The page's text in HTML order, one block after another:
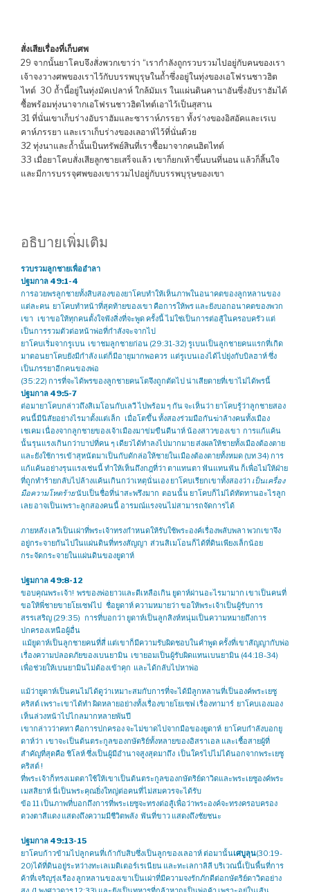
สั่งเสียเรื่องที่เก็บศพ
29 จากนั้นยาโคบจึงสั่งพวกเขาว่า “เรากำลังถูกรวบรวมไปอยู่กับคนของเรา
เจ้าจงวางศพของเราไว้กับบรรพบุรุษในถ้ำซึ่งอยู่ในทุ่งของเอโฟรนชาวฮิต
ไทต์ 30 ถ้ำนี้อยู่ในทุ่งมัคเปลาห์ ใกล้มัมเร ในแผ่นดินคานาอันซึ่งอับราฮัมได้
ซื้อพร้อมทุ่งนาจากเอโฟรนชาวฮิตไทต์เอาไว้เป็นสุสาน
31 ที่นั่นเขาเก็บร่างอับราฮัมและซาราห์ภรรยา ทั้งร่างของอิสอัคและเรเบ
คาห์ภรรยา และเราเก็บร่างของเลอาห์ไว้ที่นั่นด้วย
32 ทุ่งนาและถ้ำนั้นเป็นทรัพย์สินที่เราซื้อมาจากคนฮิตไทต์
33 เมื่อยาโคบสั่งเสียลูกชายเสร็จแล้ว เขาก็ยกเท้าขึ้นบนที่นอน แล้วก็สิ้นใจ
และมีการบรรจุศพของเขารวมไปอยู่กับบรรพบุรุษของเขา
อธิบายเพิ่มเติม
รวบรวมลูกชายเพื่ออำลา
ปฐมกาล 49:1-4
การอวยพรลูกชายทั้งสิบสองของยาโคบทำให้เห็นภาพในอนาคตของลูกหลานของ
แต่ละคน ยาโคบทำหน้าที่สุดท้ายของเขา คือการให้พร และยังบอกอนาคตของพวก
เขา เขาขอให้ทุกคนตั้งใจฟังสิ่งที่จะพูด ครั้งนี้ ไม่ใช่เป็นการต่อสู้ในครอบครัว แต่
เป็นการรวมตัวต่อหน้าพ่อที่กำลังจะจากไป
ยาโคบเริ่มจากรูเบน เขาชมลูกชายก่อน (29:31-32) รูเบนเป็นลูกชายคนแรกที่เกิด
มาตอนยาโคบยังมีกำลัง แต่ก็มีอายุมากพอควร แต่รูเบนเองได้ไปยุ่งกับบิลฮาห์ ซึ่ง
เป็นภรรยาอีกคนของพ่อ
(35:22) การที่จะได้พรของลูกชายคนโตจึงถูกตัดไป น่าเสียดายที่เขาไม่ได้พรนี้
ปฐมกาล 49:5-7
ต่อมายาโคบกล่าวถึงสิเมโอนกับเลวี ไปพร้อม ๆ กัน จะเห็นว่า ยาโคบรู้ว่าลูกชายสอง
คนนี้มีนิสัยอย่างไรมาตั้งแต่เล็ก เมื่อโตขึ้น ทั้งสองร่วมมือกันฆ่าล้างคนทั้งเมือง
เชเคม เนื่องจากลูกชายของเจ้าเมืองมาข่มขืนดีนาห์ น้องสาวของเขา การแก้แค้น
นั้นรุนแรงเกินกว่าบาปที่คน ๆ เดียวได้ทำลงไปมากมาย ส่งผลให้ชายทั้งเมืองต้องตาย
และยังใช้การเข้าสุหนัตมาเป็นกับดักล่อให้ชายในเมืองต้องตายทั้งหมด (บท 34) การ
แก้แค้นอย่างรุนแรงเช่นนี้ ทำให้เห็นถึงกฎที่ว่า ตาแทนตา ฟันแทนฟัน ก็เพื่อไม่ให้ฝ่าย
ที่ถูกทำร้ายกลับไปล้างแค้นเกินกว่าเหตุนั่นเอง ยาโคบเรียกเขาทั้งสองว่า เป็นเครื่อง
มือความโหดร้ายนับเป็นชื่อที่น่าสะพรึงมาก ตอนนั้น ยาโคบก็ไม่ได้ทัดทานอะไรลูก
เลย อาจเป็นเพราะลูกสองคนนี้ อารมณ์แรงจนไม่สามารถจัดการได้
ภายหลัง เลวีเป็นเผ่าที่พระเจ้าทรงกำหนดให้รับใช้พระองค์เรื่องพลับพลา พวกเขาจึง
อยู่กระจายกันไปในแผ่นดินที่ทรงสัญญา ส่วนสิเมโอนก็ได้ที่ดินเพียงเล็กน้อย
กระจัดกระจายในแผ่นดินของยูดาห์
ปฐมกาล 49:8-12
ขอบคุณพระเจ้า! พรของพ่อยาวและดีเหลือเกิน ยูดาห์ผ่านอะไรมามาก เขาเป็นคนที่
ขอให้พี่ชายขายโยเซฟไป ชื่อยูดาห์ ความหมายว่า ขอให้พระเจ้าเป็นผู้รับการ
สรรเสริญ (29:35) การที่บอกว่า ยูดาห์เป็นลูกสิงห์หนุ่มเป็นความหมายถึงการ
ปกครองเหนือผู้อื่น
แม้ยูดาห์เป็นลูกชายคนที่สี่ แต่เขาก็มีความรับผิดชอบในคำพูด ครั้งที่เขาสัญญากับพ่อ
เรื่องความปลอดภัยของเบนยามิน เขายอมเป็นผู้รับผิดแทนเบนยามิน (44:18-34)
เพื่อช่วยให้เบนยามินไม่ต้องเข้าคุก และได้กลับไปหาพ่อ
แม้ว่ายูดาห์เป็นคนไม่ได้ดูว่าเหมาะสมกับการที่จะได้มีลูกหลานที่เป็นองค์พระเยซู
คริสต์ เพราะเขาได้ทำ ผิดหลายอย่างทั้งเรื่องขายโยเซฟ เรื่องทามาร์ ยาโคบเองมอง
เห็นล่วงหน้าไปไกลมากหลายพันปี
เขากล่าวว่าคทา คือการปกครอง จะไม่ขาดไปจากมือของยูดาห์ ยาโคบกำลังบอกยู
ดาห์ว่า เขาจะเป็นต้นตระกูลของกษัตริย์ทั้งหลายของอิสราเอล และเชื้อสายผู้ที่
สำคัญที่สุดคือ ชิโลห์ ซึ่งเป็นผู้มีอำนาจสูงสุดมาถึง เป็นใครไปไม่ได้นอกจากพระเยซู
คริสต์ !
ที่พระเจ้าก็ทรงเมตตาใช้ให้เขาเป็นต้นตระกูลของกษัตริย์ดาวิดและพระเยซูองค์พระ
เมสสิยาห์ นี่เป็นพระคุณยิ่งใหญ่ต่อคนที่ไม่สมควรจะได้รับ
ข้อ 11 เป็นภาพที่บอกถึงการที่พระเยซูจะทรงต่อสู้เพื่อว่าพระองค์จะทรงครอบครอง
ดวงตาสีแดง แสดงถึงความมีชีวิตพลัง ฟันที่ขาว แสดงถึงชัยชนะ
ปฐมกาล 49:13-15
ยาโคบก้าวข้ามไปลูกคนที่เก้ากับสิบซึ่งเป็นลูกของเลอาห์ ต่อมานั้นเศบูลุน(30:19-
20)ได้ที่ดินอยู่ระหว่างทะเลเมดิเตอร์เรเนียน และทะเลกาลิลี บริเวณนี้เป็นพื้นที่การ
ค้าที่เจริญรุ่งเรือง ลูกหลานของเขาเป็นเผ่าที่มีความจงรักภักดีต่อกษัตริย์ดาวิดอย่าง